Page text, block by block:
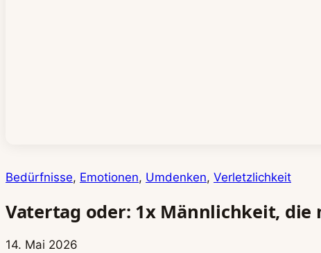
Bedürfnisse, Emotionen, Umdenken, Verletzlichkeit
Vatertag oder: 1x Männlichkeit, die
14. Mai 2026